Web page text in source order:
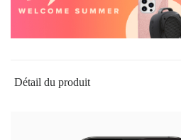
Détail du produit